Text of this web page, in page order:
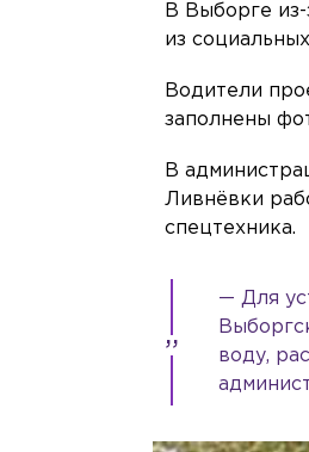
В Выборге
из
Водители
заполнены
В
Ливнёвки
спецтехника.
— Для
воду,